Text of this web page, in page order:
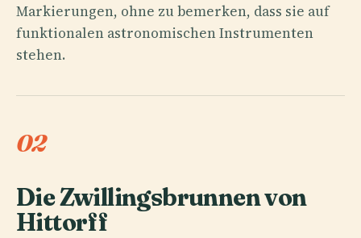
Markierungen, ohne zu bemerken, dass sie auf
funktionalen astronomischen Instrumenten
stehen.
02
Die Zwillingsbrunnen von
Hittorff